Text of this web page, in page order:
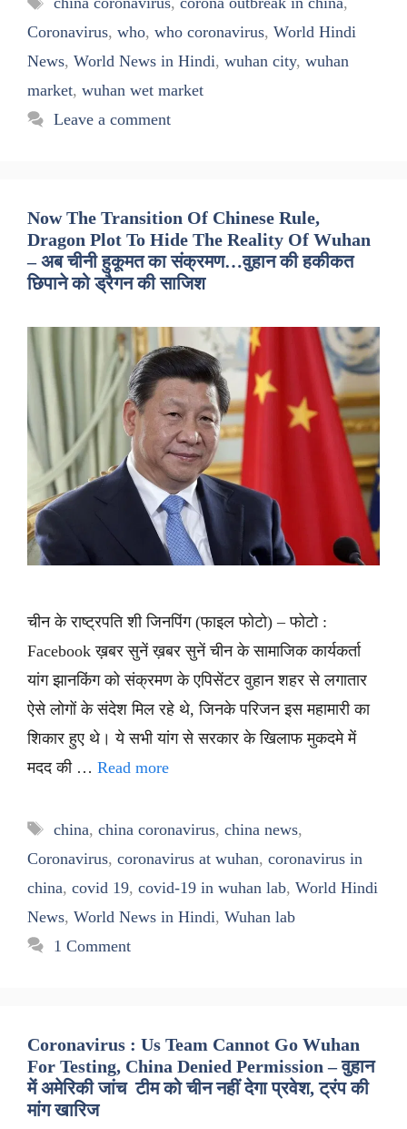
Coronavirus, who, who coronavirus, World Hindi
News, World News in Hindi, wuhan city, wuhan
market, wuhan wet market
Leave a comment
Now The Transition Of Chinese Rule,
Dragon Plot To Hide The Reality Of Wuhan
– अब चीनी हुकूमत का संक्रमण…वुहान की हकीकत
छिपाने को ड्रैगन की साजिश
चीन के राष्ट्रपति शी जिनपिंग (फाइल फोटो) – फोटो :
Facebook ख़बर सुनें ख़बर सुनें चीन के सामाजिक कार्यकर्ता
यांग झानकिंग को संक्रमण के एपिसेंटर वुहान शहर से लगातार
ऐसे लोगों के संदेश मिल रहे थे, जिनके परिजन इस महामारी का
शिकार हुए थे। ये सभी यांग से सरकार के खिलाफ मुकदमे में
मदद की … Read more
Tags
china, china coronavirus, china news,
Coronavirus, coronavirus at wuhan, coronavirus in
china, covid 19, covid-19 in wuhan lab, World Hindi
News, World News in Hindi, Wuhan lab
1 Comment
Coronavirus : Us Team Cannot Go Wuhan
For Testing, China Denied Permission – वुहान
में अमेरिकी जांच टीम को चीन नहीं देगा प्रवेश, ट्रंप की
मांग खारिज